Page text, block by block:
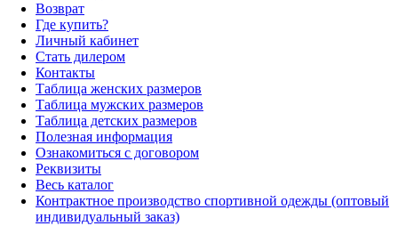
Возврат
Где купить?
Личный кабинет
Стать дилером
Контакты
Таблица женских размеров
Таблица мужских размеров
Таблица детских размеров
Полезная информация
Ознакомиться с договором
Реквизиты
Весь каталог
Контрактное производство спортивной одежды (оптовый
индивидуальный заказ)